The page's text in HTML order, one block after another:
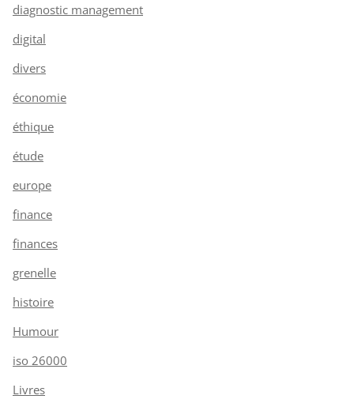
diagnostic management
digital
divers
économie
éthique
étude
europe
finance
finances
grenelle
histoire
Humour
iso 26000
Livres